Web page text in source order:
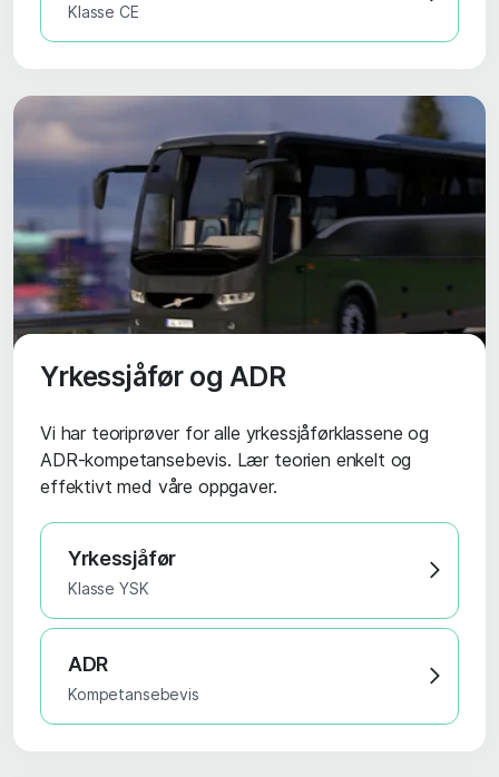
Klasse CE
Yrkessjåfør og ADR
Vi har teoriprøver for alle yrkessjåførklassene og
ADR-kompetansebevis. Lær teorien enkelt og
effektivt med våre oppgaver.
Yrkessjåfør
Klasse YSK
ADR
Kompetansebevis